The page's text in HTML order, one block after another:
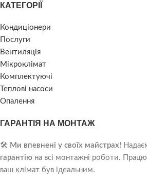
КАТЕГОРІЇ
Кондиціонери
Послуги
Вентиляція
Мікроклімат
Комплектуючі
Теплові насоси
Опалення
ГАРАНТІЯ НА МОНТАЖ
🛠️ Ми впевнені у своїх майстрах!
гарантію на всі монтажні роботи.
ваш клімат був ідеальним.